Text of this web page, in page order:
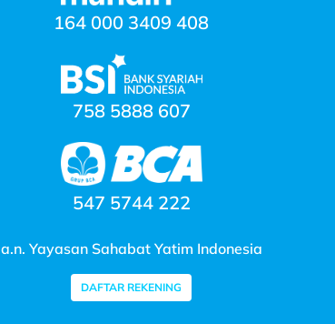
164 000 3409 408
758 5888 607
547 5744 222
a.n. Yayasan Sahabat Yatim Indonesia
DAFTAR REKENING